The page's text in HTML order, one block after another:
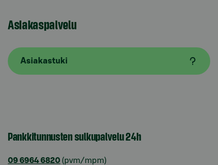
Asiakaspalvelu
Asiakastuki
Pankkitunnusten sulkupalvelu 24h
09 6964 6820 (pvm/mpm)